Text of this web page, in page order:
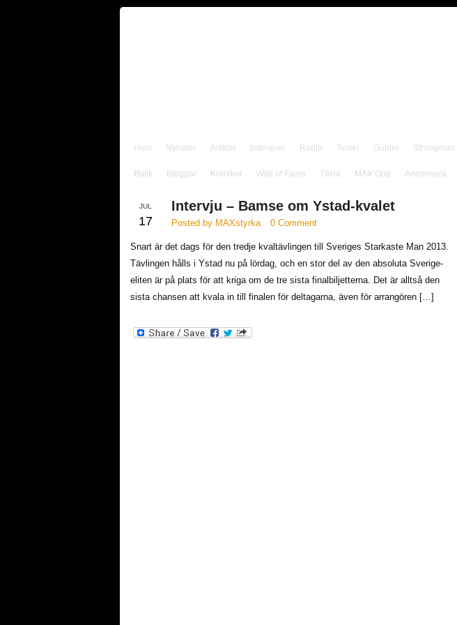
Hem Nyheter Artiklar Intervjuer Radio Tester Guider Strongman
Butik Bloggar Krönikor Wall of Fame Tävla MAX Grip Annonsera
JUL
17
Intervju – Bamse om Ystad-kvalet
Posted by MAXstyrka 0 Comment
Snart är det dags för den tredje kvaltävlingen till Sveriges Starkaste Man 2013.
Tävlingen hålls i Ystad nu på lördag, och en stor del av den absoluta Sverige-
eliten är på plats för att kriga om de tre sista finalbiljetterna. Det är alltså den
sista chansen att kvala in till finalen för deltagarna, även för arrangören […]